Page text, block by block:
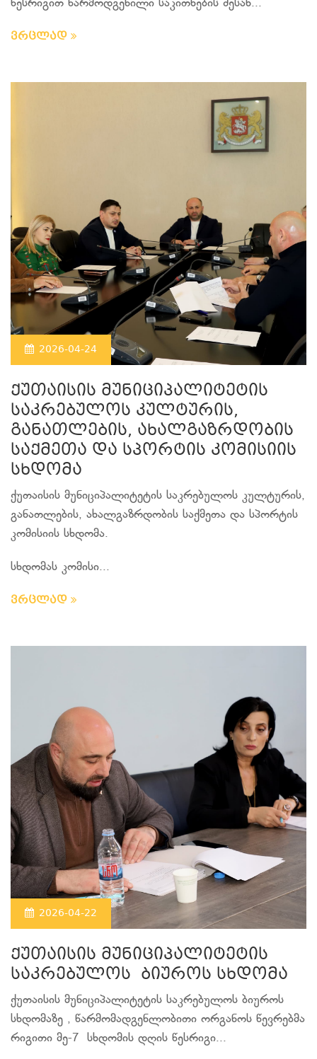
წესრიგით წარმოდგენილი საკითხების შესახ...
ვრცლად
2026-04-24
ქუთაისის მუნიციპალიტეტის
საკრებულოს კულტურის,
განათლების, ახალგაზრდობის
საქმეთა და სპორტის კომისიის
სხდომა
ქუთაისის მუნიციპალიტეტის საკრებულოს კულტურის,
განათლების, ახალგაზრდობის საქმეთა და სპორტის
კომისიის სხდომა.
სხდომას კომისი...
ვრცლად
2026-04-22
ქუთაისის მუნიციპალიტეტის
საკრებულოს ბიუროს სხდომა
ქუთაისის მუნიციპალიტეტის საკრებულოს ბიუროს
სხდომაზე , წარმომადგენლობითი ორგანოს წევრებმა
რიგითი მე-7 სხდომის დღის წესრიგი...